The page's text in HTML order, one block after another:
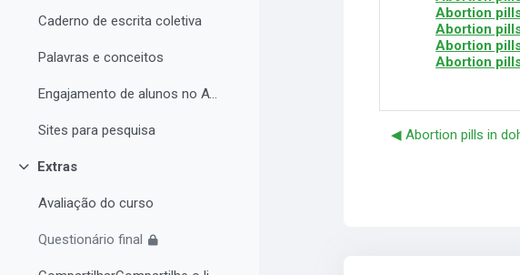
Caderno de escrita coletiva
Palavras e conceitos
Engajamento de alunos no AVA e Desempenho Acadêmico
Sites para pesquisa
Contrair
Extras
Avaliação do curso
Questionário final
Abortion
Abortion
Abortion
Abortion
◀︎ Abortion pills in